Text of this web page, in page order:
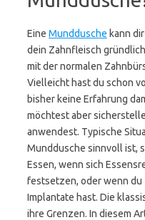
Eine Munddusche kann
dein Zahnfleisch
mit der normalen
Vielleicht hast du schon
bisher keine Erfahrung
möchtest aber
anwendest. Typische
Munddusche sinnvoll ist,
Essen, wenn sich
festsetzen, oder wenn du
Implantate hast. Die
ihre Grenzen. In diesem